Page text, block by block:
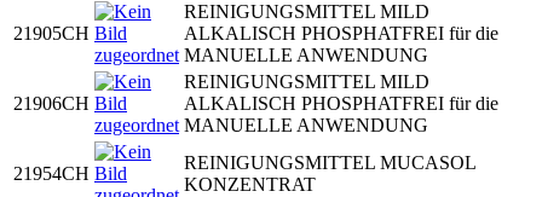
21905CH
REINIGUNGSMITTEL MILD
ALKALISCH PHOSPHATFREI für die
MANUELLE ANWENDUNG
21906CH
REINIGUNGSMITTEL MILD
ALKALISCH PHOSPHATFREI für die
MANUELLE ANWENDUNG
21954CH
REINIGUNGSMITTEL MUCASOL
KONZENTRAT